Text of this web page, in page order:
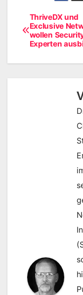
ThriveDX und
Exclusive
wollen
Experten